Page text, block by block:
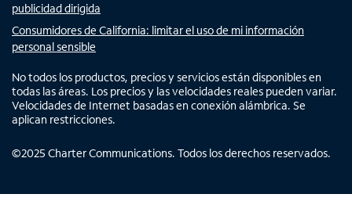
publicidad dirigida
Consumidores de California: limitar el uso de mi información
personal sensible
No todos los productos, precios y servicios están disponibles en
todas las áreas. Los precios y las velocidades reales pueden variar.
Velocidades de Internet basadas en conexión alámbrica. Se
aplican restricciones.
©2025 Charter Communications. Todos los derechos reservados.